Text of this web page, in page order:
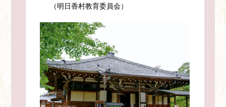
（明日香村教育委員会）